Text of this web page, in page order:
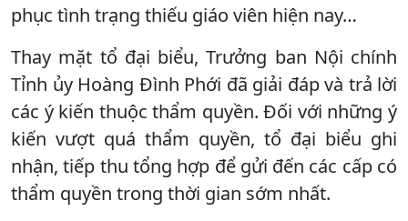
phục tình trạng thiếu giáo viên hiện nay…
Thay mặt tổ đại biểu, Trưởng ban Nội chính
Tỉnh ủy Hoàng Đình Phới đã giải đáp và trả lời
các ý kiến thuộc thẩm quyền. Đối với những ý
kiến vượt quá thẩm quyền, tổ đại biểu ghi
nhận, tiếp thu tổng hợp để gửi đến các cấp có
thẩm quyền trong thời gian sớm nhất.